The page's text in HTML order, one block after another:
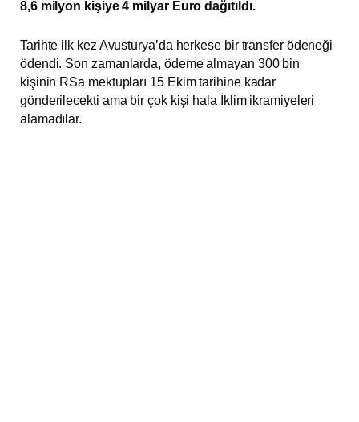
8,6 milyon kişiye 4 milyar Euro dağıtıldı.
Tarihte ilk kez Avusturya’da herkese bir transfer ödeneği
ödendi. Son zamanlarda, ödeme almayan 300 bin
kişinin RSa mektupları 15 Ekim tarihine kadar
gönderilecekti ama bir çok kişi hala İklim ikramiyeleri
alamadılar.